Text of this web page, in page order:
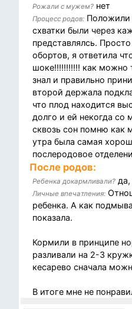
Рожали с мужем? нет
Процесс родов: Положили
схватки были через
представлялсь.
обортов, я ответила
шоке!!!!!!!!!!! как можно
знал и правильно
второй держала
что плод находится
долго и ей некогда со
сквозь сон помню как
утра была самая
послеродовое
После родов:
Ребенка докармливали?
Личные впечатления:
ребенка. А как
показала.
Кормили в принципе
разливали на 2-3
кесарево сначала
В итоге мне не